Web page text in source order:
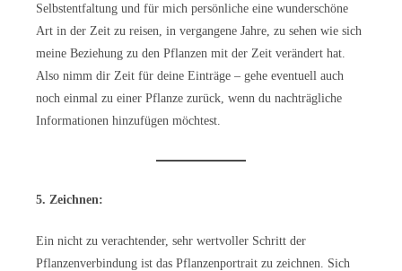
Selbstentfaltung und für mich persönliche eine wunderschöne
Art in der Zeit zu reisen, in vergangene Jahre, zu sehen wie sich
meine Beziehung zu den Pflanzen mit der Zeit verändert hat.
Also nimm dir Zeit für deine Einträge – gehe eventuell auch
noch einmal zu einer Pflanze zurück, wenn du nachträgliche
Informationen hinzufügen möchtest.
5. Zeichnen:
Ein nicht zu verachtender, sehr wertvoller Schritt der
Pflanzenverbindung ist das Pflanzenportrait zu zeichnen. Sich